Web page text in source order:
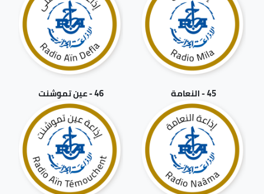
45 - النعامة 46 - عين تموشنت